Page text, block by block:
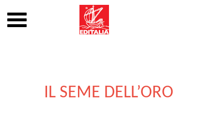
Mostra
o
IL SEME DELL’ORO